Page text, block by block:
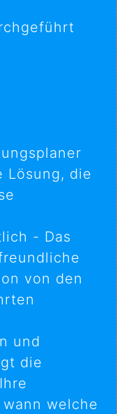
die
- Das
von den
und
die
welche